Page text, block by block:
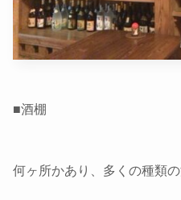
■酒棚
何ヶ所かあり、多くの種類の